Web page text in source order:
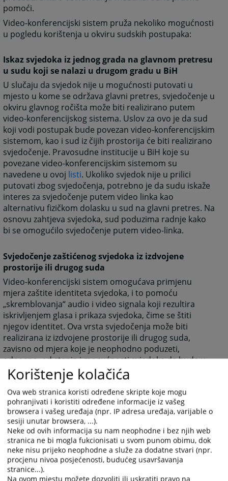
pomoći.
Video-konferencijski sistem pruža nekoliko mogućnosti
u pogledu korištenja u okviru sudskih postupaka:
Iskaz svjedoka iz jednog grada na glavnom pretresu
u sudu koji se nalazi u drugom gradu u BiH
U slučaju da svjedok nije u mogućnosti putovati u
mjesto u kome se održava glavni pretres, svjedočenje u
okviru glavnog ročišta može biti realizirano putem
video-konferencijskog sistema. Uslov za ovo je da sud
koji vodi postupak bude povezan video-konferencijskim
sistemom, kao i sud iz čijih prostorija će biti realizirano
svjedočenje. Pravosudne institucije u BiH koje su
povezane video-konferencijskim sistemom su
navedene u ovoj listi. Ukoliko svjedok nije u prilici
putovati zbog svjedočenja, potrebno je da sudu iskaže
interes za svjedočenje putem video linka kao
alternativu fizičkom dolasku u sud na glavni pretres. Na
osnovu zahtjeva svjedoka, sud poduzima radnje kako
bi se omogućilo svjedočenje putem video-linka.
Svjedočenje zaštićenog svjedoka iz izdvojene
prostorije ili drugog suda
Video-konferencijski sistem omogućava primjenu
mjera zaštite identiteta svjedoka, i to pomoću
„skremblovanja“ audio i video signala koji rezultira
iskrivljenjem glasa i prikaza svjedoka, čime se štiti
njegov identitet. Ova vrsta svjedočenja može biti
realizirana iz izdvojene prostorije ili drugog suda,
zavisno od mjera koje je neophodno poduzeti,
odnosno, od stanja i mogućnosti svjedoka da bude u
sudu u kome se održava suđenje.
Svjedočenje svjedoka iz inostranstva na suđenju
pred nekim od sudova u BiH
Slično realizaciji svjedočenja svjedoka iz drugog grada
unutar BiH, svjedok koji nije u mogućnosti fizički
prisustvovati glavnom pretresu može svjedočiti iz
pravosudne institucije u gradu, odnosno zemlji u kojoj
boravi putem video linka. Pravosuđa u većini evropskih
zemalja također imaju uspostavljene video-
Korištenje kolačića
Ova web stranica koristi određene skripte koje mogu
pohranjivati i koristiti određene informacije iz vašeg
browsera i vašeg uređaja (npr. IP adresa uređaja, varijable o
sesiji unutar browsera, ...).
Neke od ovih informacija su nam neophodne i bez njih web
stranica ne bi mogla fukcionisati u svom punom obimu, dok
neke nisu prijeko neophodne a služe za dodatne stvari (npr.
procjenu nivoa posjećenosti, budućeg usavršavanja
stranice...).
Na ovom mjestu možete dozvoliti ili uskratiti pravo na